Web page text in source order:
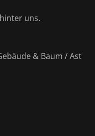
uns.
& Baum / Ast